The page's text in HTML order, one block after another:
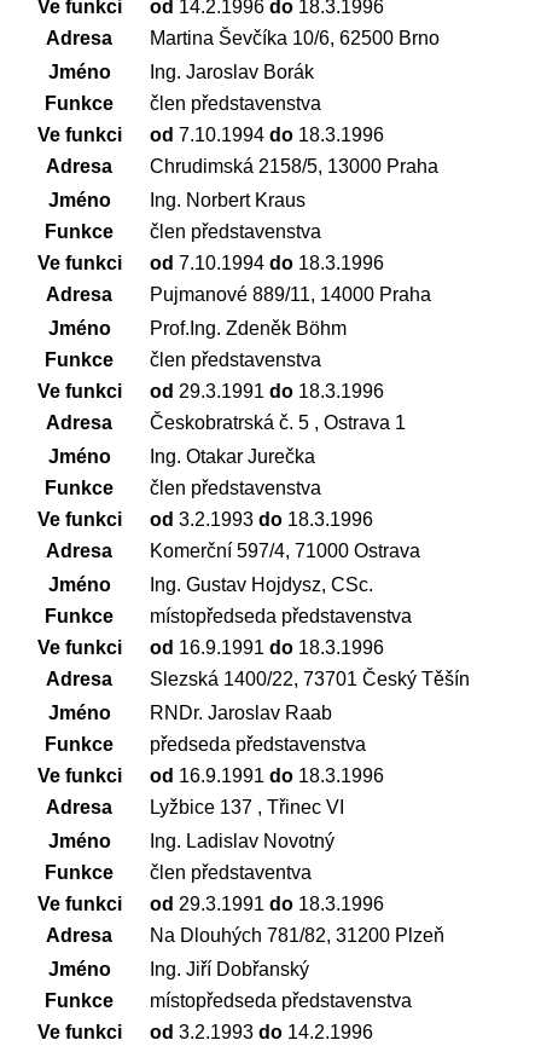
Ve funkci od 14.2.1996 do18.3.1996
Adresa
Martina Ševčíka 10/6, 62500 Brno
Jméno
Ing. Jaroslav Borák
Funkce
člen představenstva
Ve funkci
od 7.10.1994 do18.3.1996
Adresa
Chrudimská 2158/5, 13000 Praha
Jméno
Ing. Norbert Kraus
Funkce
člen představenstva
Ve funkci
od 7.10.1994 do18.3.1996
Adresa
Pujmanové 889/11, 14000 Praha
Jméno
Prof.Ing. Zdeněk Böhm
Funkce
člen představenstva
Ve funkci
od 29.3.1991 do18.3.1996
Adresa
Českobratrská č. 5 , Ostrava 1
Jméno
Ing. Otakar Jurečka
Funkce
člen představenstva
Ve funkci
od 3.2.1993 do18.3.1996
Adresa
Komerční 597/4, 71000 Ostrava
Jméno
Ing. Gustav Hojdysz, CSc.
Funkce
místopředseda představenstva
Ve funkci
od 16.9.1991 do18.3.1996
Adresa
Slezská 1400/22, 73701 Český Těšín
Jméno
RNDr. Jaroslav Raab
Funkce
předseda představenstva
Ve funkci
od 16.9.1991 do18.3.1996
Adresa
Lyžbice 137 , Třinec VI
Jméno
Ing. Ladislav Novotný
Funkce
člen představentva
Ve funkci
od 29.3.1991 do18.3.1996
Adresa
Na Dlouhých 781/82, 31200 Plzeň
Jméno
Ing. Jiří Dobřanský
Funkce
místopředseda představenstva
Ve funkci
od 3.2.1993 do14.2.1996